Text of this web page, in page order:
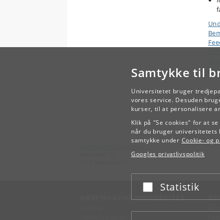
Samtykke til
Universitetet bruger
vores service. Desuden
kurser, til at personalisere
Klik på "Se cookies" for at
når du bruger universitetets
samtykke under Cookie- og
Googles privatlivspolitik
Acceptér eller afslå
Statistik
KØBENHAVNS UNIVERSITET